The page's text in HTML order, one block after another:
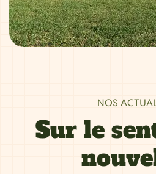
NOS
Sur le